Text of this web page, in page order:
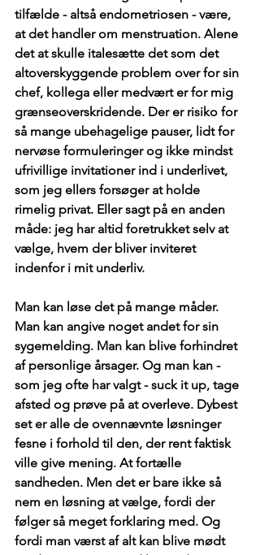
tilfælde - altså endometriosen - være,
at det handler om menstruation. Alene
det at skulle italesætte det som det
altoverskyggende problem over for sin
chef, kollega eller medvært er for mig
grænseoverskridende. Der er risiko for
så mange ubehagelige pauser, lidt for
nervøse formuleringer og ikke mindst
ufrivillige invitationer ind i underlivet,
som jeg ellers forsøger at holde
rimelig privat. Eller sagt på en anden
måde: jeg har altid foretrukket selv at
vælge, hvem der bliver inviteret
indenfor i mit underliv.
Man kan løse det på mange måder.
Man kan angive noget andet for sin
sygemelding. Man kan blive forhindret
af personlige årsager. Og man kan -
som jeg ofte har valgt - suck it up, tage
afsted og prøve på at overleve. Dybest
set er alle de ovennævnte løsninger
fesne i forhold til den, der rent faktisk
ville give mening. At fortælle
sandheden. Men det er bare ikke så
nem en løsning at vælge, fordi der
følger så meget forklaring med. Og
fordi man værst af alt kan blive mødt